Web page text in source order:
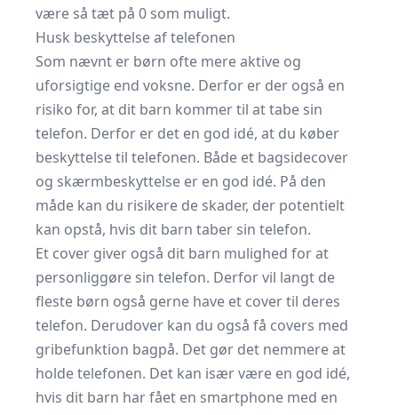
være så tæt på 0 som muligt.
Husk beskyttelse af telefonen
Som nævnt er børn ofte mere aktive og
uforsigtige end voksne. Derfor er der også en
risiko for, at dit barn kommer til at tabe sin
telefon. Derfor er det en god idé, at du køber
beskyttelse til telefonen. Både et bagsidecover
og skærmbeskyttelse er en god idé. På den
måde kan du risikere de skader, der potentielt
kan opstå, hvis dit barn taber sin telefon.
Et cover giver også dit barn mulighed for at
personliggøre sin telefon. Derfor vil langt de
fleste børn også gerne have et cover til deres
telefon. Derudover kan du også få covers med
gribefunktion bagpå. Det gør det nemmere at
holde telefonen. Det kan især være en god idé,
hvis dit barn har fået en smartphone med en